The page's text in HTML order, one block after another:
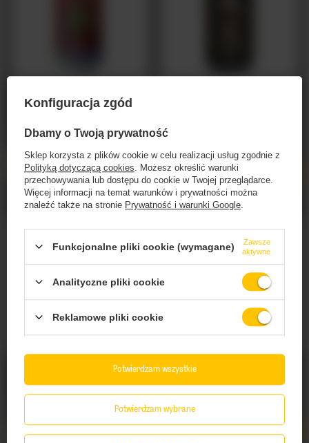
18,59 PLN /
+ kaucja 0,50 PLN
Ilość produktów
Ilość produktów
Piwne Podziemie: West Valley - puszka 500 ml
17,77 PLN / szt.
Inne Beczki: Hopgang Aurora - puszka 500
13,25 PLN / szt.
Ilość produktów
Strona zawiera produkty alkoholowe
dostarczane przez BZ Investment Sp. z o.o. i
przeznaczone
wyłącznie dla osób pełnoletnich.
TAK No
Konfiguracja zgód
Dbamy o Twoją prywatność
Sklep korzysta z plików cookie w celu realizacji usług zgodnie z
Polityką dotyczącą cookies . Możesz określić warunki
przechowywania lub dostępu do cookie w Twojej przeglądarce.
Więcej informacji na temat warunków i prywatności można
znaleźć także na stronie Prywatność i warunki Google
Funkcjonalne pliki cookie (wymagane)
Zawsze
aktywne
Analityczne pliki cookie
Reklamowe pliki cookie
Potwierdzam wybrane
Potwierdzam wszystkie